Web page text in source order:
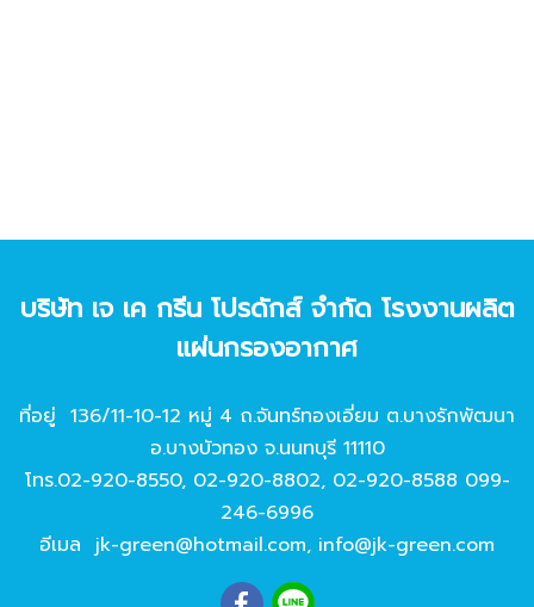
บริษัท เจ เค กรีน โปรดักส์ จํากัด โรงงานผลิต
แผ่นกรองอากาศ
ที่อยู่ 136/11-10-12 หมู่ 4 ถ.จันทร์ทองเอี่ยม ต.บางรักพัฒนา
อ.บางบัวทอง จ.นนทบุรี 11110
โทร.02-920-8550, 02-920-8802, 02-920-8588 099-
246-6996
อีเมล jk-green@hotmail.com, info@jk-green.com